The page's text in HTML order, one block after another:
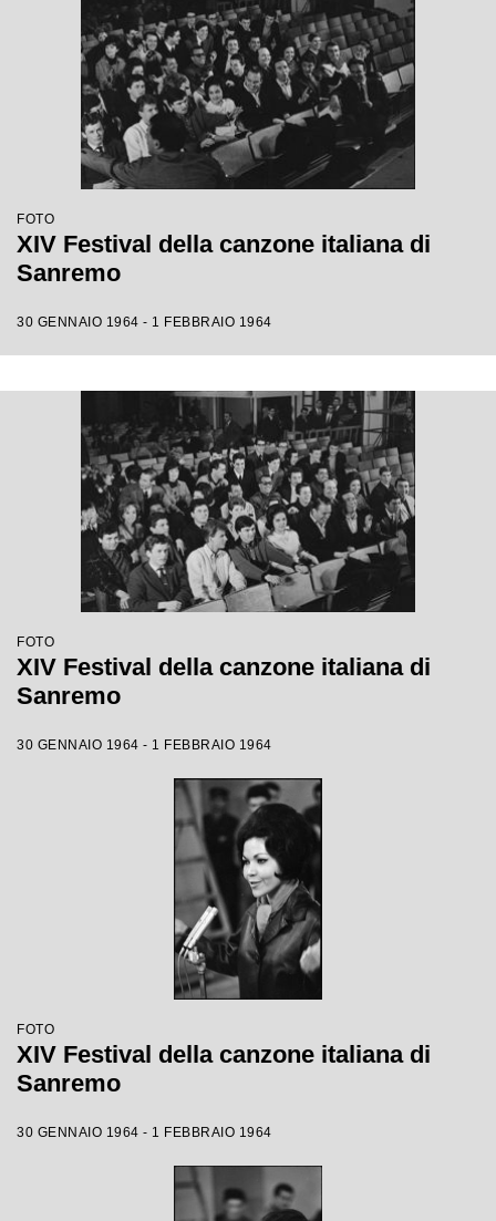
FOTO
XIV Festival della canzone italiana di
Sanremo
30 GENNAIO 1964 - 1 FEBBRAIO 1964
FOTO
XIV Festival della canzone italiana di
Sanremo
30 GENNAIO 1964 - 1 FEBBRAIO 1964
FOTO
XIV Festival della canzone italiana di
Sanremo
30 GENNAIO 1964 - 1 FEBBRAIO 1964